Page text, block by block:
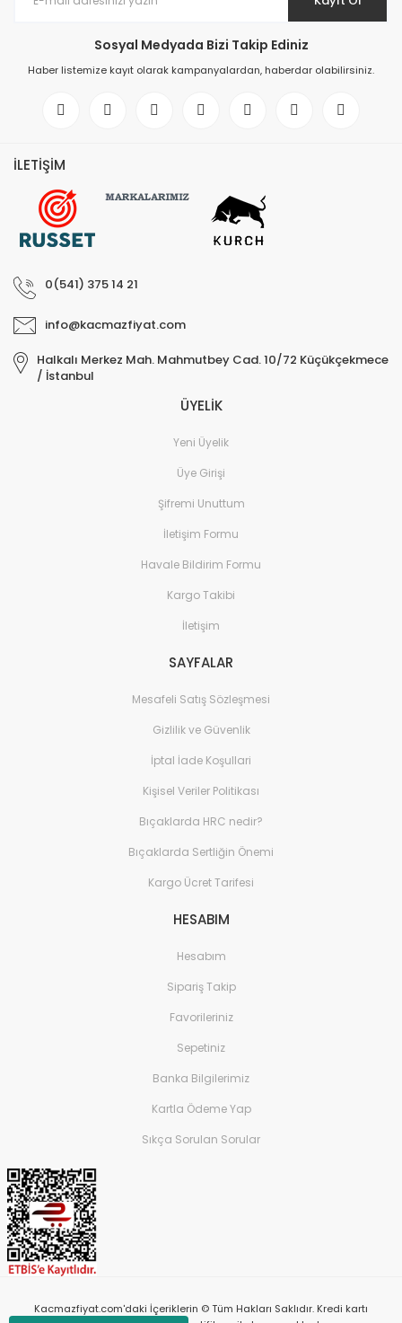
Sosyal Medyada Bizi Takip Ediniz
Haber listemize kayıt olarak kampanyalardan, haberdar olabilirsiniz.
İLETİŞİM
0(541) 375 14 21
info@kacmazfiyat.com
Halkalı Merkez Mah. Mahmutbey Cad. 10/72 Küçükçekmece
/ İstanbul
ÜYELİK
Yeni Üyelik
Üye Girişi
Şifremi Unuttum
İletişim Formu
Havale Bildirim Formu
Kargo Takibi
İletişim
SAYFALAR
Mesafeli Satış Sözleşmesi
Gizlilik ve Güvenlik
İptal İade Koşullari
Kişisel Veriler Politikası
Bıçaklarda HRC nedir?
Bıçaklarda Sertliğin Önemi
Kargo Ücret Tarifesi
HESABIM
Hesabım
Sipariş Takip
Favorileriniz
Sepetiniz
Banka Bilgilerimiz
Kartla Ödeme Yap
Sıkça Sorulan Sorular
Kacmazfiyat.com'daki İçeriklerin © Tüm Hakları Saklıdır. Kredi kartı